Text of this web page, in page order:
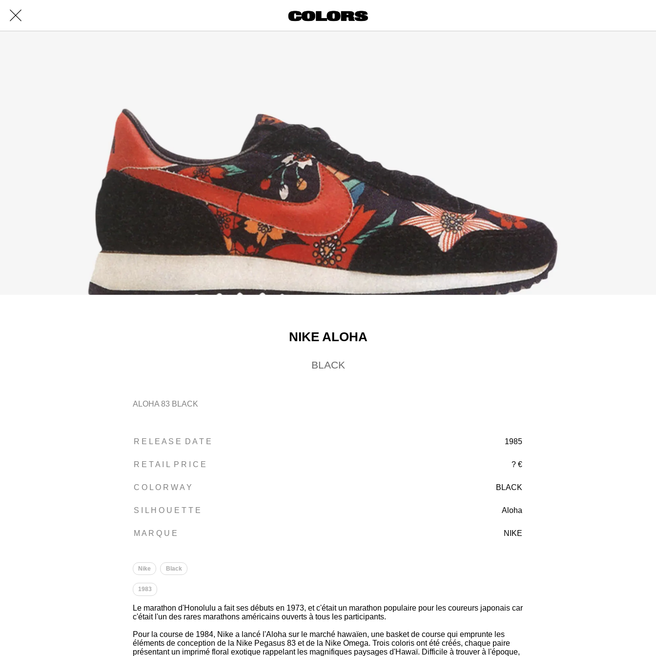
NIKE ALOHA
BLACK
ALOHA 83 BLACK
R E L E A S E D A T E 1985
R E T A I L P R I C E ? €
C O L O R W A Y BLACK
S I L H O U E T T E Aloha
M A R Q U E NIKE
Nike Black
1983
Le marathon d'Honolulu a fait ses débuts en 1973, et c'était un marathon populaire pour les coureurs japonais car
c'était l'un des rares marathons américains ouverts à tous les participants.
Pour la course de 1984, Nike a lancé l'Aloha sur le marché hawaïen, une basket de course qui emprunte les
éléments de conception de la Nike Pegasus 83 et de la Nike Omega. Trois coloris ont été créés, chaque paire
présentant un imprimé floral exotique rappelant les magnifiques paysages d'Hawaï. Difficile à trouver à l'époque,